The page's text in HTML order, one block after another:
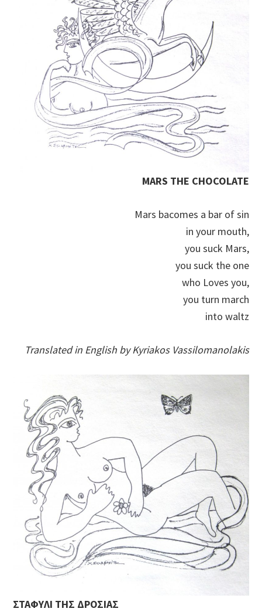
MARS THE CHOCOLATE
Mars bacomes a bar of sin
in your mouth,
you suck Mars,
you suck the one
who Loves you,
you turn march
into waltz
Translated in English by Kyriakos Vassilomanolakis
ΣΤΑΦΥΛΙ ΤΗΣ ΔΡΟΣΙΑΣ